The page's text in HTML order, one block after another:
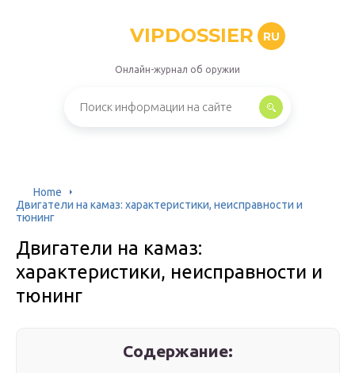
VIPDOSSIER RU
Онлайн-журнал об оружии
Home
Двигатели на камаз: характеристики, неисправности и
тюнинг
Двигатели на камаз:
характеристики, неисправности и
тюнинг
Содержание: